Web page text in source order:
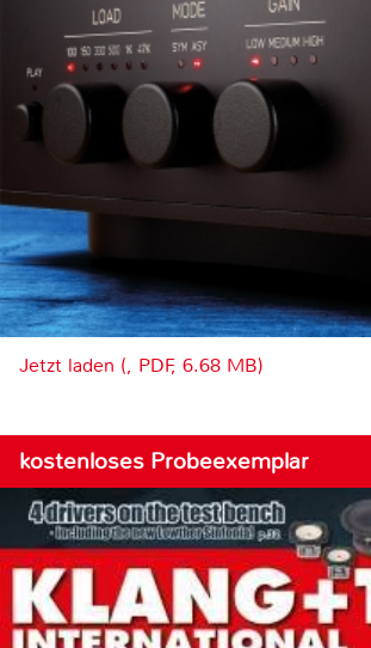
Jetzt laden (, PDF, 6.68 MB)
kostenloses Probeexemplar